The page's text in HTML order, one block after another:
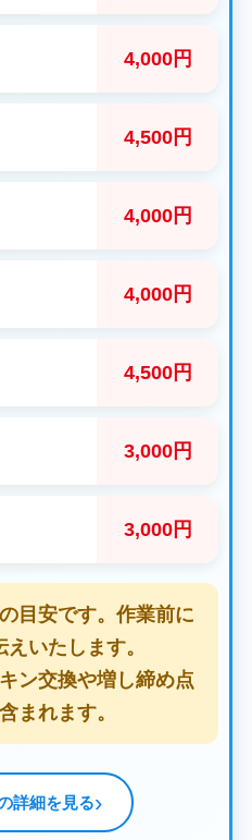
4,000円
4,500円
4,000円
4,000円
4,500円
3,000円
3,000円
目安です。作業前に
いたします。
ン交換や増し締め点
まれます。
詳細を見る